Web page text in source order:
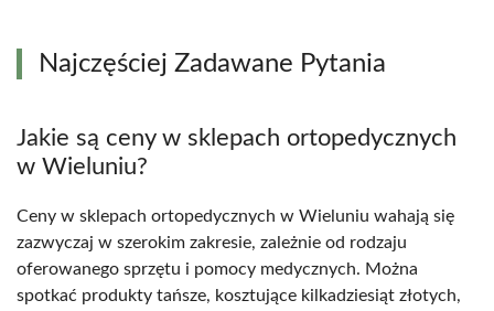
Najczęściej Zadawane Pytania
Jakie są ceny w sklepach ortopedycznych
w Wieluniu?
Ceny w sklepach ortopedycznych w Wieluniu wahają się
zazwyczaj w szerokim zakresie, zależnie od rodzaju
oferowanego sprzętu i pomocy medycznych. Można
spotkać produkty tańsze, kosztujące kilkadziesiąt złotych,